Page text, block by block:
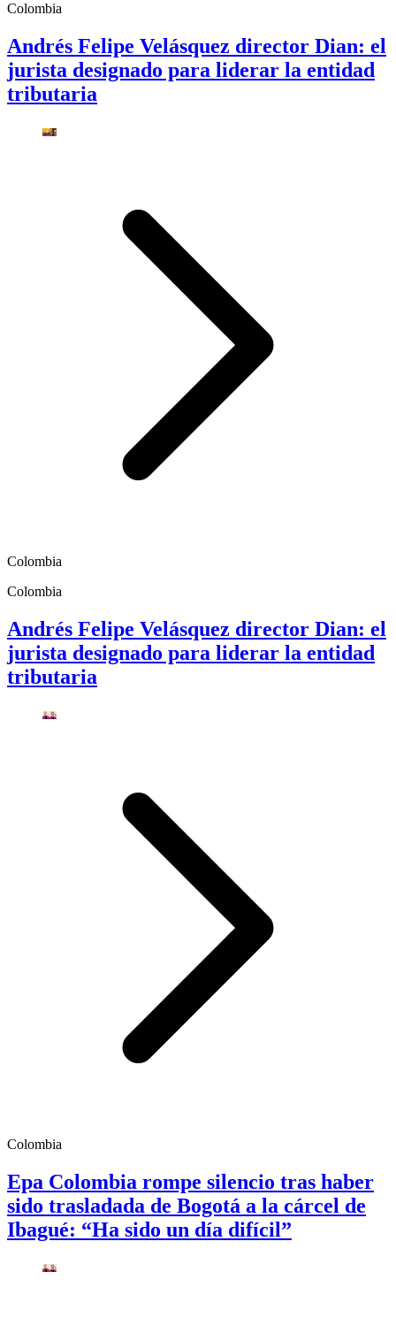
Colombia
Andrés Felipe Velásquez director Dian: el
jurista designado para liderar la entidad
tributaria
Colombia
Colombia
Andrés Felipe Velásquez director Dian: el
jurista designado para liderar la entidad
tributaria
Colombia
Epa Colombia rompe silencio tras haber
sido trasladada de Bogotá a la cárcel de
Ibagué: “Ha sido un día difícil”